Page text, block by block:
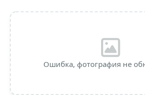
Ошибка, фотография не